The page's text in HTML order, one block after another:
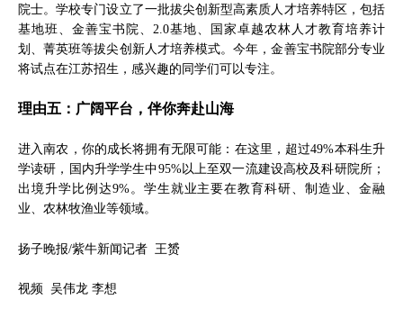
院士。学校专门设立了一批拔尖创新型高素质人才培养特区，包括
基地班、金善宝书院、2.0基地、国家卓越农林人才教育培养计
划、菁英班等拔尖创新人才培养模式。今年，金善宝书院部分专业
将试点在江苏招生，感兴趣的同学们可以专注。
理由五：广阔平台，伴你奔赴山海
进入南农，你的成长将拥有无限可能：在这里，超过49%本科生升
学读研，国内升学学生中95%以上至双一流建设高校及科研院所；
出境升学比例达9%。学生就业主要在教育科研、制造业、金融
业、农林牧渔业等领域。
扬子晚报/紫牛新闻记者 王赟
视频 吴伟龙 李想